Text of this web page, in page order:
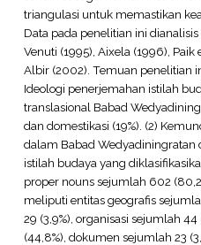
triangulasi untuk memastikan
Data pada penelitian ini
Venuti (1995), Aixela (1996), Paik
Albir (2002). Temuan penelitian
Ideologi penerjemahan istilah
translasional Babad
dan domestikasi (19%). (2)
dalam Babad Wedyadiningratan
istilah budaya yang
proper nouns sejumlah 602
meliputi entitas geografis
29 (3,9%), organisasi sejumlah
(44,8%), dokumen sejumlah 23